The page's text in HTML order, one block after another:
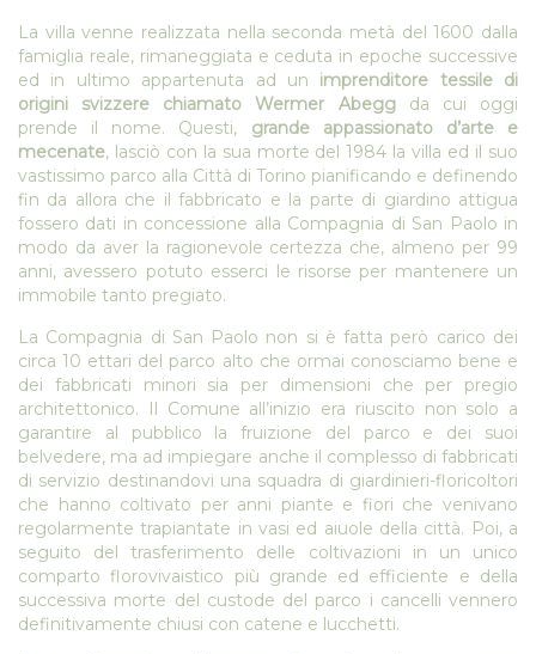
La villa venne realizzata nella seconda metà del 1600 dalla
famiglia reale, rimaneggiata e ceduta in epoche successive
ed in ultimo appartenuta ad un imprenditore tessile di
origini svizzere chiamato Wermer Abeggda cui oggi
prende il nome. Questi, grande appassionato d’arte e
mecenate, lasciò con la sua morte del 1984 la villa ed il suo
vastissimo parco alla Città di Torino pianificando e definendo
fin da allora che il fabbricato e la parte di giardino attigua
fossero dati in concessione alla Compagnia di San Paolo in
modo da aver la ragionevole certezza che, almeno per 99
anni, avessero potuto esserci le risorse per mantenere un
immobile tanto pregiato.
La Compagnia di San Paolo non si è fatta però carico dei
circa 10 ettari del parco alto che ormai conosciamo bene e
dei fabbricati minori sia per dimensioni che per pregio
architettonico. Il Comune all’inizio era riuscito non solo a
garantire al pubblico la fruizione del parco e dei suoi
belvedere, ma ad impiegare anche il complesso di fabbricati
di servizio destinandovi una squadra di giardinieri-floricoltori
che hanno coltivato per anni piante e fiori che venivano
regolarmente trapiantate in vasi ed aiuole della città. Poi, a
seguito del trasferimento delle coltivazioni in un unico
comparto florovivaistico più grande ed efficiente e della
successiva morte del custode del parco i cancelli vennero
definitivamente chiusi con catene e lucchetti.